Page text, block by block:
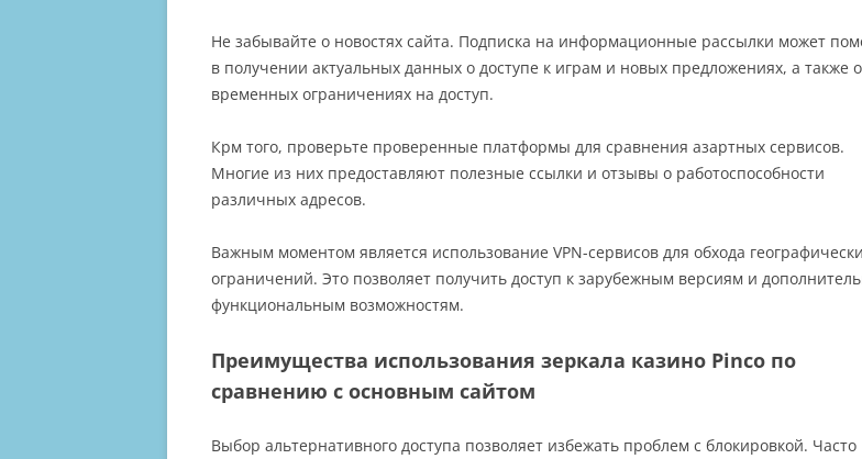
Не забывайте о новостях сайта. Подписка на информационные рассылки может
в получении актуальных данных о доступе к играм и новых предложениях, а также о
временных ограничениях на доступ.
Крм того, проверьте проверенные платформы для сравнения азартных сервисов.
Многие из них предоставляют полезные ссылки и отзывы о работоспособности
различных адресов.
Важным моментом является использование VPN-сервисов для обхода
ограничений. Это позволяет получить доступ к зарубежным версиям и
функциональным возможностям.
Преимущества использования зеркала казино Pinco по
сравнению с основным сайтом
Выбор альтернативного доступа позволяет избежать проблем с блокировкой. Часто